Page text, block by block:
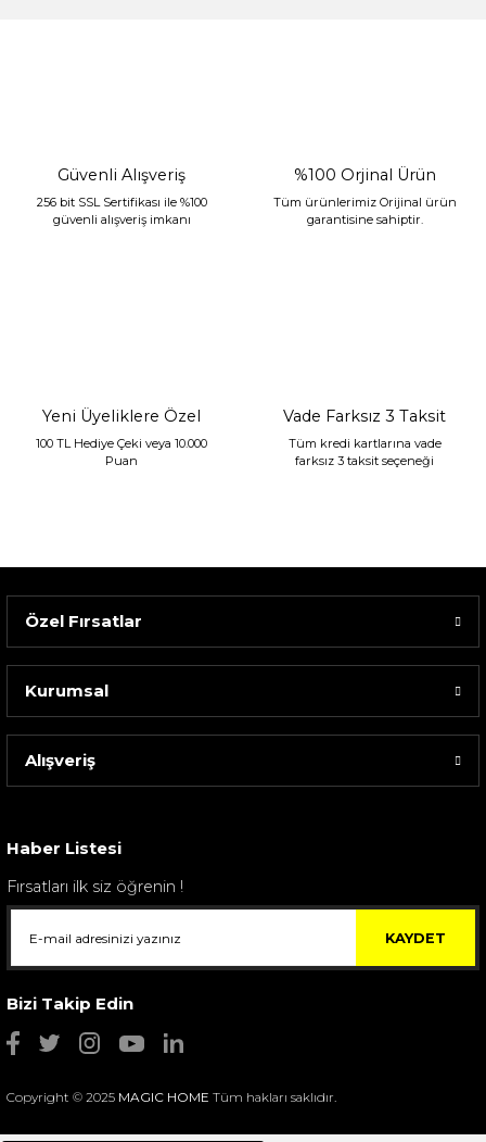
Sarev Elfıda Flanel Nevresim Takımı Çift Kişili...
Güvenli Alışveriş
256 bit SSL Sertifikası ile %100
güvenli alışveriş imkanı
%100 Orjinal Ürün
Tüm ürünlerimiz Orijinal ürün
garantisine sahiptir.
Yeni Üyeliklere Özel
100 TL Hediye Çeki veya 10.000
Puan
Vade Farksız 3 Taksit
Tüm kredi kartlarına vade
farksız 3 taksit seçeneği
Özel Fırsatlar
Kurumsal
Alışveriş
Haber Listesi
Fırsatları ilk siz öğrenin !
KAYDET
Bizi Takip Edin
Copyright © 2025 MAGIC HOME Tüm hakları saklıdır.